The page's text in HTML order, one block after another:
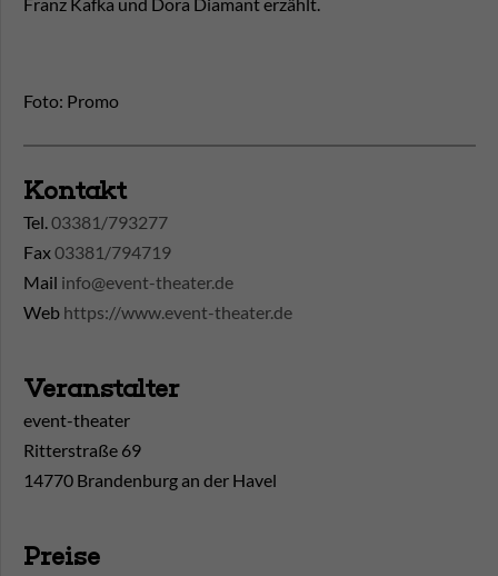
Franz Kafka und Dora Diamant erzählt.
Foto: Promo
Kontakt
Tel.03381/793277
Fax03381/794719
Mail info@event-theater.de
Web https://www.event-theater.de
Veranstalter
event-theater
Ritterstraße 69
14770 Brandenburg an der Havel
Preise